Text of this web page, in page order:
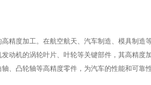
度加工。在航空航天、汽车制造、模具制造
动机的涡轮叶片、叶轮等关键部件，其高精度
、凸轮轴等高精度零件，为汽车的性能和可靠